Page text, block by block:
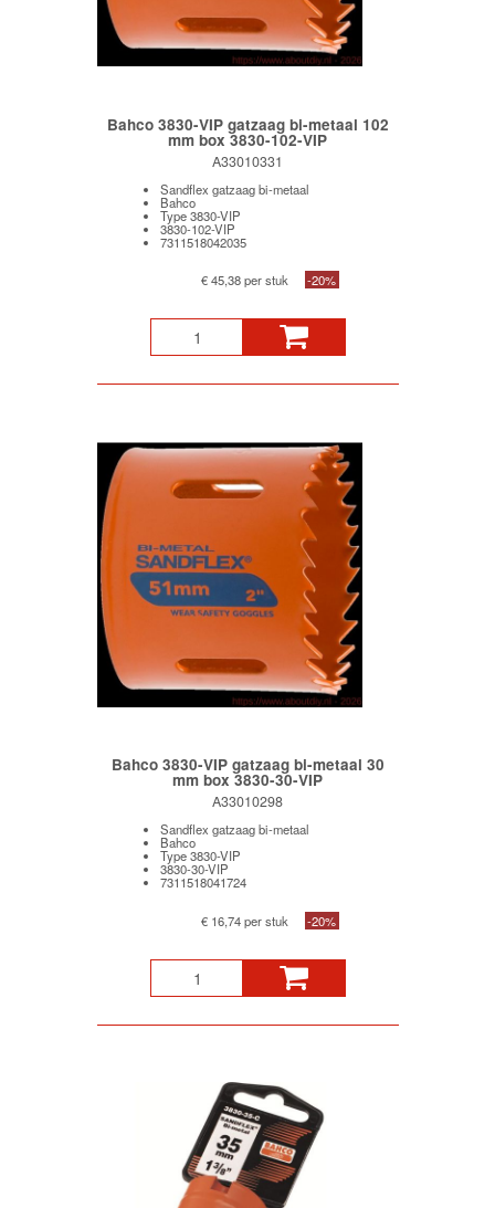
Bahco 3830-VIP gatzaag bi-metaal 102
mm box 3830-102-VIP
A33010331
Sandflex gatzaag bi-metaal
Bahco
Type 3830-VIP
3830-102-VIP
7311518042035
€ 45,38 per stuk -20%
Bahco 3830-VIP gatzaag bi-metaal 30
mm box 3830-30-VIP
A33010298
Sandflex gatzaag bi-metaal
Bahco
Type 3830-VIP
3830-30-VIP
7311518041724
€ 16,74 per stuk -20%